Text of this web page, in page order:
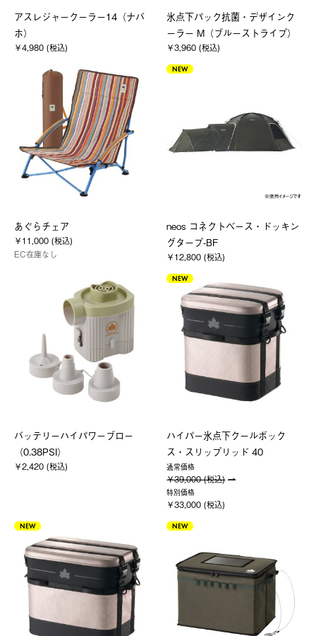
アスレジャークーラー14（ナバ
ホ）
￥4,980 (税込)
氷点下パック抗菌・デザインク
ーラー M（ブルーストライプ）
￥3,960 (税込)
あぐらチェア
￥11,000 (税込)
EC在庫なし
NEW
neos コネクトベース・ドッキン
グタープ-BF
￥12,800 (税込)
バッテリーハイパワーブロー
（0.38PSI）
￥2,420 (税込)
NEW
ハイパー氷点下クールボック
ス・スリップリッド 40
通常価格
￥39,000 (税込)
特別価格
￥33,000 (税込)
NEW NEW